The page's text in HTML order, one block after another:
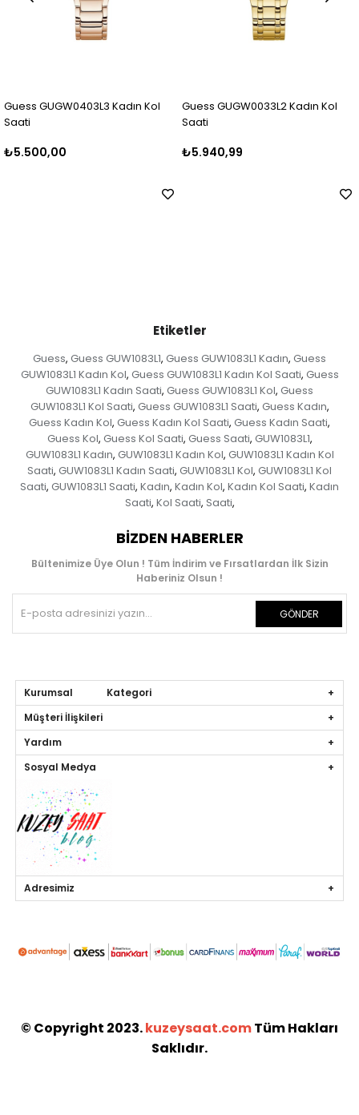
Kadın Kol
Guess GUGW0033L2 Kadın Kol
Guess
Etiketler
Guess, Guess GUW1083L1, Guess GUW1083L1 Kadın, Guess
GUW1083L1 Kadın Kol, Guess GUW1083L1 Kadın Kol Saati, Guess
GUW1083L1 Kadın Saati, Guess GUW1083L1 Kol, Guess
GUW1083L1 Kol Saati, Guess GUW1083L1 Saati, Guess Kadın,
Guess Kadın Kol, Guess Kadın Kol Saati, Guess Kadın Saati,
Guess Kol, Guess Kol Saati, Guess Saati, GUW1083L1,
GUW1083L1 Kadın, GUW1083L1 Kadın Kol, GUW1083L1 Kadın Kol
Saati, GUW1083L1 Kadın Saati, GUW1083L1 Kol, GUW1083L1 Kol
Saati, GUW1083L1 Saati, Kadın, Kadın Kol, Kadın Kol Saati, Kadın
Saati, Kol Saati, Saati,
BIZDEN HABERLER
Bültenimize Üye Olun ! Tüm İndirim ve Fırsatlardan İlk Sizin
Haberiniz Olsun !
GÖNDER
Kurumsal Kategori
Müşteri İlişkileri
Yardım
Sosyal Medya
Adresimiz
© Copyright 2023.kuzeysaat.comTüm Hakları
Saklıdır.